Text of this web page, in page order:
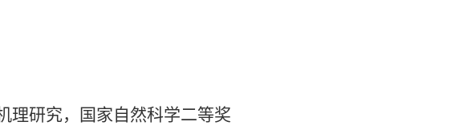
理研究，国家自然科学二等奖